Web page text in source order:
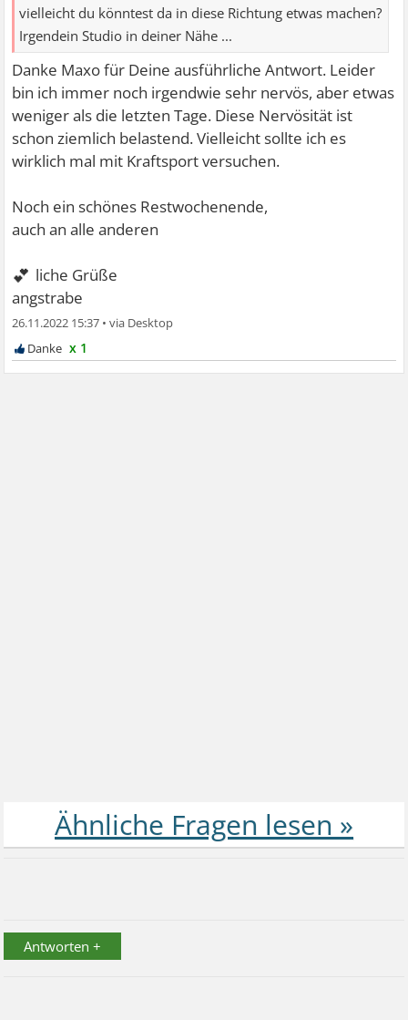
vielleicht du könntest da in diese Richtung etwas machen?
Irgendein Studio in deiner Nähe ...
Danke Maxo für Deine ausführliche Antwort. Leider
bin ich immer noch irgendwie sehr nervös, aber etwas
weniger als die letzten Tage. Diese Nervösität ist
schon ziemlich belastend. Vielleicht sollte ich es
wirklich mal mit Kraftsport versuchen.
Noch ein schönes Restwochenende,
auch an alle anderen
💕 liche Grüße
angstrabe
26.11.2022 15:37 •
x 1
Antworten +